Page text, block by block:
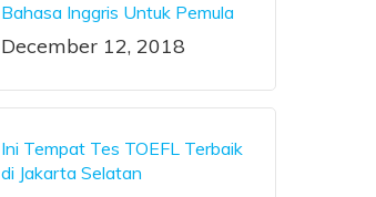
Bahasa Inggris Untuk Pemula
December 12, 2018
Ini Tempat Tes TOEFL Terbaik
di Jakarta Selatan